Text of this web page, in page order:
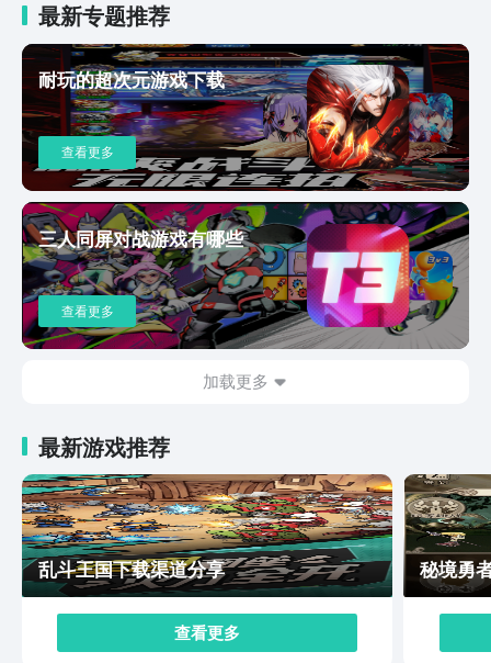
地图中自由的探索，好通过这种方式可以捕捉各类的灵
兽，这些灵兽会有不同的能力，玩家可以通过喂食，以及
进化或者融合的方式提升他们的能力，有了能力之后，他
们就可以在对战的过程中释放不同的技能，有了强大的战
斗力之后，玩家就可以带领这些灵兽参与回合制的战斗，
每次对战都需要选择多个角色，想让角色有更强的能力，
那就需要灵活的选择出战顺序，还需要考虑互相的属性相
克，只有这样玩家才能拥有更强的战斗能力。另外在游戏
里除了对战之外，还会设定比较轻松的家园系统，每个玩
家都可以给自己以及灵兽打造一个家园，在家园中可以自
由的种植各类农作物，这些农作物可以去兑换相应的资
源，玩家能直接让这些灵兽打工，即使躺平也可以得到大
量的资源，另外还有社交系统的设定，玩家可以一个人挑
战，也可以和其他的成员组成战队，或者加入到工会中，
这样就能体验特定的战斗，从而收获了大量的资源。灵兽
大冒险下载预约渠道已经在上面分享出来了，感兴趣的玩
设定还会有光影的变化，每个玩家都会感觉自己真的穿越
到了古代世界，可以体验自由的探索和战斗。
最新专题推荐
耐玩的超次元游戏下载
查看更多
三人同屏对战游戏有哪些
查看更多
加载更多
最新游戏推荐
乱斗王国下载渠道分享
查看更多
秘境勇